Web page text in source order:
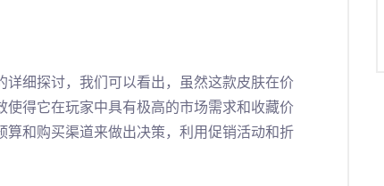
细探讨，我们可以看出，虽然这款皮肤在价
得它在玩家中具有极高的市场需求和收藏价
和购买渠道来做出决策，利用促销活动和折